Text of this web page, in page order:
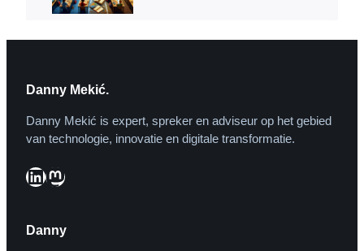
Danny Mekić.
Danny Mekić is expert, spreker en adviseur op het gebied
van technologie, innovatie en digitale transformatie.
LinkedIn Mastodon
Danny